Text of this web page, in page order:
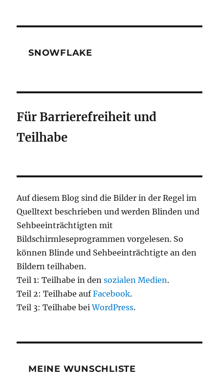
SNOWFLAKE
Für Barrierefreiheit und
Teilhabe
Auf diesem Blog sind die Bilder in der Regel im
Quelltext beschrieben und werden Blinden und
Sehbeeinträchtigten mit
Bildschirmleseprogrammen vorgelesen. So
können Blinde und Sehbeeinträchtigte an den
Bildern teilhaben.
Teil 1: Teilhabe in densozialen Medien.
Teil 2: Teilhabe aufFacebook.
Teil 3: Teilhabe beiWordPress.
MEINE WUNSCHLISTE